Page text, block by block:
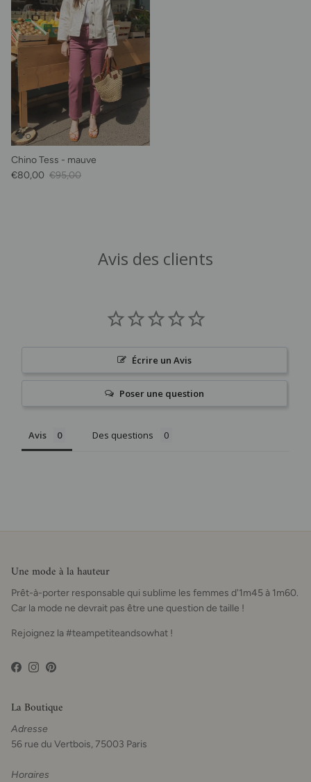
Chino Tess - mauve
Prix soldé
€80,00 Prix habituel
€95,00
Avis des clients
Écrire un Avis
Poser une question
Avis Des questions
Une mode à la hauteur
Prêt-à-porter responsable qui sublime les femmes d'1m45 à 1m60.
Car la mode ne devrait pas être une question de taille !
Rejoignez la #teampetiteandsowhat !
Facebook
Instagram
Pinterest
La Boutique
Adresse
56 rue du Vertbois, 75003 Paris
Horaires